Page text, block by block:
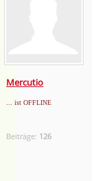
Mercutio
... ist OFFLINE
Beiträge: 126